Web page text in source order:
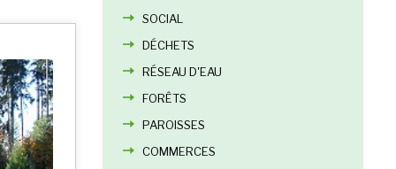
SOCIAL
DÉCHETS
RÉSEAU D'EAU
FORÊTS
PAROISSES
COMMERCES